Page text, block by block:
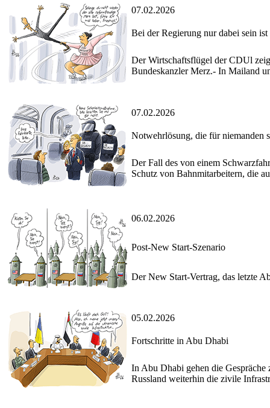
07.02.2026
Bei der Regierung nur dabei sein ist
Der Wirtschaftsflügel der CDUl
Bundeskanzler Merz.- In Mailand
07.02.2026
Notwehrlösung, die für niemanden
Der Fall des von einem
Schutz von Bahnmitarbeitern, die
06.02.2026
Post-New Start-Szenario
Der New Start-Vertrag, das letzte
05.02.2026
Fortschritte in Abu Dhabi
In Abu Dhabi gehen die
Russland weiterhin die zivile